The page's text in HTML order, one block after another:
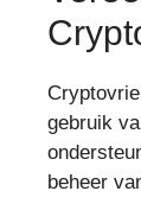
gebruik
beheer